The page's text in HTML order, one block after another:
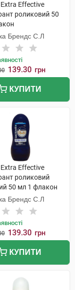
Effective
роликовий 50
Брендс С.Л
139.30 грн
КУПИТИ
Effective
роликовий
50 мл 1 флакон
Брендс С.Л
139.30 грн
КУПИТИ